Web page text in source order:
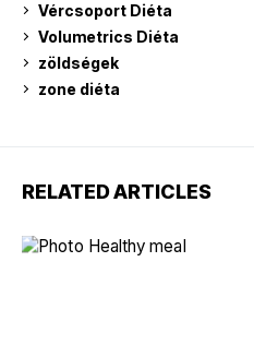
Vércsoport Diéta
Volumetrics Diéta
zöldségek
zone diéta
RELATED ARTICLES